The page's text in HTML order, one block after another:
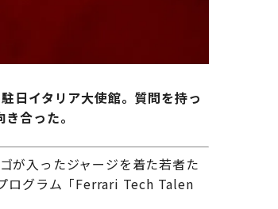
日イタリア大使館。質問を持っ
合った。
が入ったジャージを着た若者た
ログラム「Ferrari Tech Talen